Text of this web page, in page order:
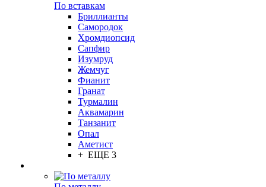
По вставкам
Бриллианты
Самородок
Хромдиопсид
Сапфир
Изумруд
Жемчуг
Фианит
Гранат
Турмалин
Аквамарин
Танзанит
Опал
Аметист
+ ЕЩЕ 3